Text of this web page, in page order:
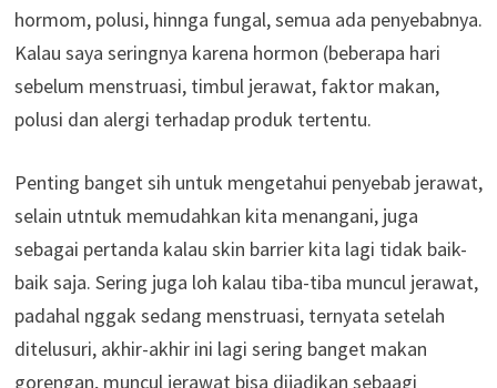
hormom, polusi, hinnga fungal, semua ada penyebabnya.
Kalau saya seringnya karena hormon (beberapa hari
sebelum menstruasi, timbul jerawat, faktor makan,
polusi dan alergi terhadap produk tertentu.
Penting banget sih untuk mengetahui penyebab jerawat,
selain utntuk memudahkan kita menangani, juga
sebagai pertanda kalau skin barrier kita lagi tidak baik-
baik saja. Sering juga loh kalau tiba-tiba muncul jerawat,
padahal nggak sedang menstruasi, ternyata setelah
ditelusuri, akhir-akhir ini lagi sering banget makan
gorengan, muncul jerawat bisa dijadikan sebaagi